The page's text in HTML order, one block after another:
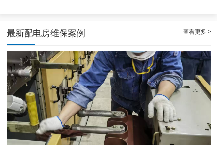
最新配电房维保案例 查看更多 >
白云配电房要求检修服务，支持配电房稳定